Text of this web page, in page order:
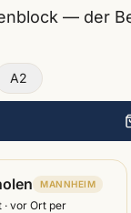
— der
A2
MANNHEIM
· vor Ort per